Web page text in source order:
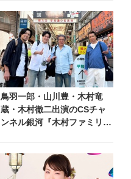
鳥羽一郎・山川豊・木村竜
蔵・木村徹二出演のCSチャ
ンネル銀河『木村ファミリー
放送回の収録の模様を密着レ
ポート！